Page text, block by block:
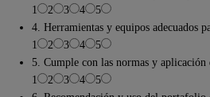
1
2 3 4
5
4. Herramientas y equipos adecuados
1
2 3 4
5
5. Cumple con las normas y
1
2 3 4
5